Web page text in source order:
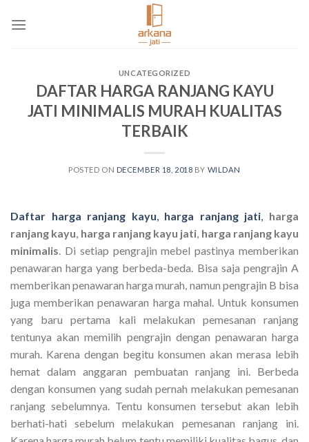
UNCATEGORIZED
DAFTAR HARGA RANJANG KAYU
JATI MINIMALIS MURAH KUALITAS
TERBAIK
POSTED ON DECEMBER 18, 2018 BY WILDAN
Daftar harga ranjang kayu harga ranjang jati
harga
ranjang kayu harga ranjang kayu jati harga ranjang kayu
minimalis . Di setiap pengrajin mebel pastinya memberikan
penawaran harga yang berbeda-beda. Bisa saja pengrajin A
memberikan penawaran harga murah, namun pengrajin B bisa
juga memberikan penawaran harga mahal. Untuk konsumen
yang baru pertama kali melakukan pemesanan ranjang
tentunya akan memilih pengrajin dengan penawaran harga
murah. Karena dengan begitu konsumen akan merasa lebih
hemat dalam anggaran pembuatan ranjang ini. Berbeda
dengan konsumen yang sudah pernah melakukan pemesanan
ranjang sebelumnya. Tentu konsumen tersebut akan lebih
berhati-hati sebelum melakukan pemesanan ranjang ini.